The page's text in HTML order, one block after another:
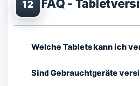
12 FAQ -
Welche Tablets kann ich
Sind Gebrauchtgeräte